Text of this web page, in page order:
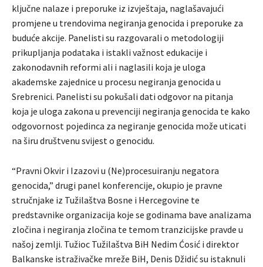
ključne nalaze i preporuke iz izvještaja, naglašavajući
promjene u trendovima negiranja genocida i preporuke za
buduće akcije. Panelisti su razgovarali o metodologiji
prikupljanja podataka i istakli važnost edukacije i
zakonodavnih reformi ali i naglasili koja je uloga
akademske zajednice u procesu negiranja genocida u
Srebrenici. Panelisti su pokušali dati odgovor na pitanja
koja je uloga zakona u prevenciji negiranja genocida te kako
odgovornost pojedinca za negiranje genocida može uticati
na širu društvenu svijest o genocidu.
“Pravni Okvir i Izazovi u (Ne)procesuiranju negatora
genocida,” drugi panel konferencije, okupio je pravne
stručnjake iz Tužilaštva Bosne i Hercegovine te
predstavnike organizacija koje se godinama bave analizama
zločina i negiranja zločina te temom tranzicijske pravde u
našoj zemlji. Tužioc Tužilaštva BiH Nedim Ćosić i direktor
Balkanske istraživačke mreže BiH, Denis Džidić su istaknuli